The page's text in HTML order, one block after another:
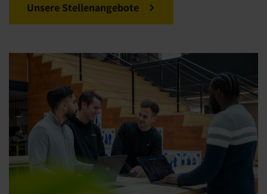
Unsere Stellenangebote